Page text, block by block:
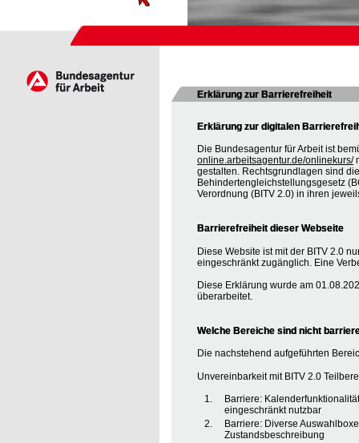
Erklärung zur Barrierefreiheit
Erklärung zur digitalen
Die Bundesagentur für Arbeit ist
online.arbeitsagentur.de/onlinekurs/
gestalten. Rechtsgrundlagen sind
Behindertengleichstellungsgesetz
Verordnung (BITV 2.0) in ihren
Barrierefreiheit dieser Webseite
Diese Website ist mit der BITV 2.0
eingeschränkt zugänglich. Eine
Diese Erklärung wurde am
überarbeitet.
Welche Bereiche sind nicht
Die nachstehend aufgeführten
Unvereinbarkeit mit BITV 2.0
Barriere:
eingeschränkt nutzbar
Barriere: Diverse
Zustandsbeschreibung